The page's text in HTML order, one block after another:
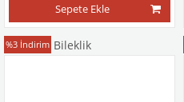
Sepete Ekle
Doğaltaş Bileklik
%3 İndirim